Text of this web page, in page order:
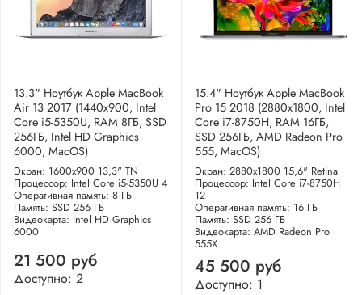
13.3" Ноутбук Apple MacBook
Air 13 2017 (1440x900, Intel
Core i5-5350U, RAM 8ГБ, SSD
256ГБ, Intel HD Graphics
6000, MacOS)
Экран: 1600x900 13,3" TN
Процессор: Intel Core i5-5350U 4
Оперативная память: 8 ГБ
Память: SSD 256 ГБ
Видеокарта: Intel HD Graphics
6000
21 500 руб
Доступно: 2
15.4" Ноутбук Apple MacBook
Pro 15 2018 (2880x1800, Intel
Core i7-8750H, RAM 16ГБ,
SSD 256ГБ, AMD Radeon Pro
555, MacOS)
Экран: 2880x1800 15,6" Retina
Процессор: Intel Core i7-8750H
12
Оперативная память: 16 ГБ
Память: SSD 256 ГБ
Видеокарта: AMD Radeon Pro
555X
45 500 руб
Доступно: 1